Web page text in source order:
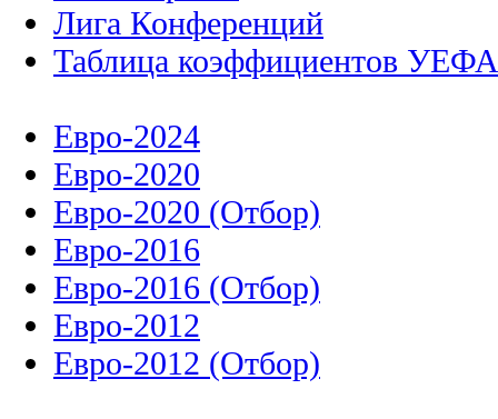
Лига Конференций
Таблица коэффициентов УЕФА
Евро-2024
Евро-2020
Евро-2020 (Отбор)
Евро-2016
Евро-2016 (Отбор)
Евро-2012
Евро-2012 (Отбор)